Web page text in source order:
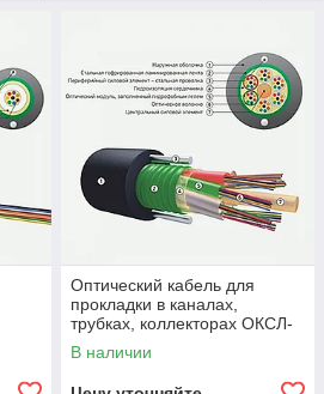
Оптический кабель для
прокладки в каналах,
трубках, коллекторах ОКСЛ-
М
В наличии